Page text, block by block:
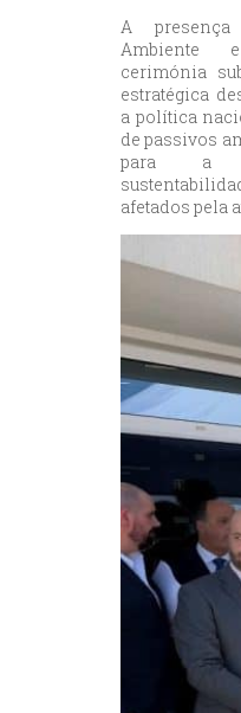
A
Ambiente
cerimónia
estratégica
a política
de passivos
para a
afetados pela